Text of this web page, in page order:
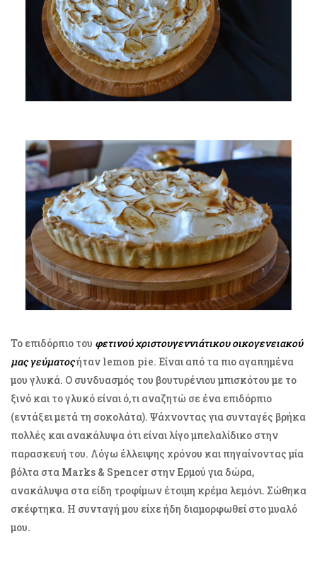
Το επιδόρπιο του φετινού χριστουγεννιάτικου οικογενειακού
μας γεύματοςήταν lemon pie. Είναι από τα πιο αγαπημένα
μου γλυκά. Ο συνδυασμός του βουτυρένιου μπισκότου με το
ξινό και το γλυκό είναι ό,τι αναζητώ σε ένα επιδόρπιο
(εντάξει μετά τη σοκολάτα). Ψάχνοντας για συνταγές βρήκα
πολλές και ανακάλυψα ότι είναι λίγο μπελαλίδικο στην
παρασκευή του. Λόγω έλλειψης χρόνου και πηγαίνοντας μία
βόλτα στα Marks & Spencer στην Ερμού για δώρα,
ανακάλυψα στα είδη τροφίμων έτοιμη κρέμα λεμόνι. Σώθηκα
σκέφτηκα. Η συνταγή μου είχε ήδη διαμορφωθεί στο μυαλό
μου.